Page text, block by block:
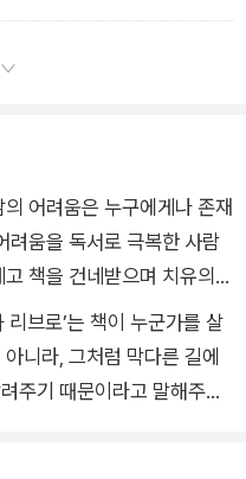
저희 도서관의 간판과 책장
다양한 시선에서 이야기해
뒤편은 직접 사서 읽었어
속편을 가져와준 이도 있었
종 이용자로서 대하는 것이
‘을 함께 만들어나갑니다.
력감을 무너트리고 사회를
산기슭 도서관에서 꿈꾸고
환경과 문화 속에서 구체적
니다.
루차 리브로가 조제 보베의
았습니다. 저희는 일상 속
넷 라디오로 방송하거나 책
을 도서관에서 대출하는 생
단순히 수확물이 너무 많아
이며, 저희 나름의 방식으로
다. 돈을 냈으니 이곳에서는
럼 일률적으로 빈틈없는 대
이 운영하는 곳이니까 흔
끼는 경우도 있는게 원래는
관 ‘카페 런드리‘와 마을
는 이야기가 아닐까요. ‘피
˝사실은 모두가 완벽하지
내일을 살아가는 데 도움이
‘앞으로의 인생이 막연히
댈 수있는 사람을 찾자˝, ˝긍
혼자서는 생각지도 못했던
든든한 경험으로 기억에
저와 비슷해서 다른 사람의
해하고 있는 것처럼 보였습
야기가 비춰내는 그림자를
의 어려움은 누구에게나 존재
려움을 독서로 극복한 사람
책을 건네받으며 치유의
의 장소를 만들었다. 등 뒤
이곳으로 데려왔다. 그는 자
고 환대의 공간을 꾸렸다.
리브로’는 책이 누군가를 살
니라, 그처럼 막다른 길에
주기 때문이라고 말해주는